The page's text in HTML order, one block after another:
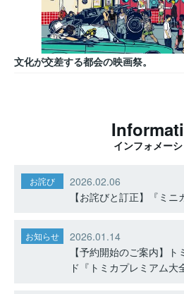
文化が交差する都会の映画祭。
インフォメー
お詫び
2026.02.06
【お詫びと訂正】『ミニ
お知らせ
2026.01.14
【予約開始のご案内】
ド『トミカプレミアム